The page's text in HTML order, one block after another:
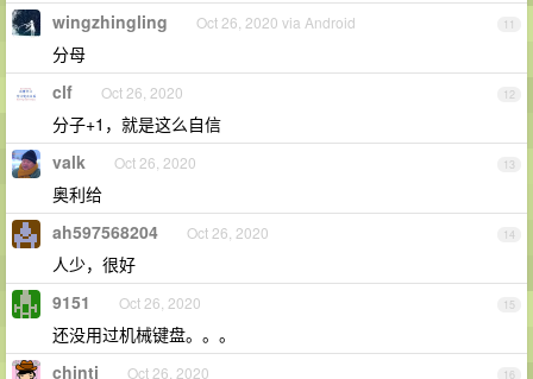
11
wingzhingling Oct 26, 2020 via Android
分母
12
clf Oct 26, 2020
分子+1，就是这么自信
13
valk Oct 26, 2020
奥利给
14
ah597568204 Oct 26, 2020
人少，很好
15
9151 Oct 26, 2020
还没用过机械键盘。。。
16
chintj Oct 26, 2020